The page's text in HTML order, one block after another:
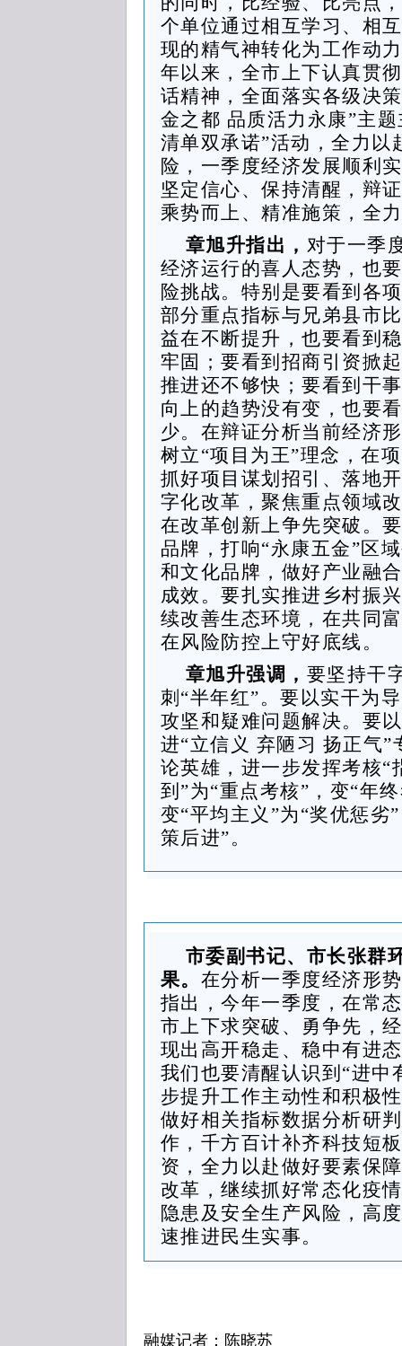
个单位通过相互学习、相
现的精气神转化为工作动
年以来，全市上下认真贯
话精神，全面落实各级决
金之都 品质活力永康”主
清单双承诺”活动，全力以
险，一季度经济发展顺利
坚定信心、保持清醒，辩
乘势而上、精准施策，全
章旭升指出， 对于一季
经济运行的喜人态势，也
险挑战。特别是要看到各
部分重点指标与兄弟县市
益在不断提升，也要看到
牢固；要看到招商引资掀
推进还不够快；要看到干
向上的趋势没有变，也要
少。在辩证分析当前经济
树立“项目为王”理念，在
抓好项目谋划招引、落地
字化改革，聚焦重点领域
在改革创新上争先突破。
品牌，打响“永康五金”区
和文化品牌，做好产业融
成效。要扎实推进乡村振
续改善生态环境，在共同
在风险防控上守好底线。
章旭升强调， 要坚持干
刺“半年红”。要以实干为
攻坚和疑难问题解决。要
进“立信义 弃陋习 扬正气”
论英雄，进一步发挥考核“
到”为“重点考核”，变“年
变“平均主义”为“奖优惩劣
策后进”。
市委副书记、市长张群
果。 在分析一季度经济形
指出，今年一季度，在常
市上下求突破、勇争先，
现出高开稳走、稳中有进
我们也要清醒认识到“进中
步提升工作主动性和积极
做好相关指标数据分析研
作，千方百计补齐科技短
资，全力以赴做好要素保
改革，继续抓好常态化疫
隐患及安全生产风险，高
速推进民生实事。
融媒记者：陈晓苏